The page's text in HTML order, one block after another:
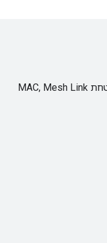
פלטפורמת OpenThread מטמיעה את כל שכבות הרשת של Thread (IPv6, 6LoWPAN, IEEE 802.15.4 עם אבטחת MAC, Mesh Link